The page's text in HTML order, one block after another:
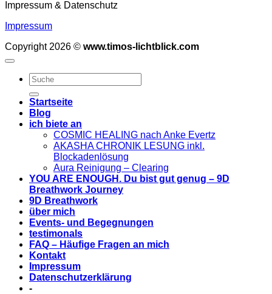
Impressum & Datenschutz
Impressum
Copyright 2026 © www.timos-lichtblick.com
Startseite
Blog
ich biete an
COSMIC HEALING nach Anke Evertz
AKASHA CHRONIK LESUNG inkl.
Blockadenlösung
Aura Reinigung – Clearing
YOU ARE ENOUGH. Du bist gut genug – 9D
Breathwork Journey
9D Breathwork
über mich
Events- und Begegnungen
testimonals
FAQ – Häufige Fragen an mich
Kontakt
Impressum
Datenschutzerklärung
-